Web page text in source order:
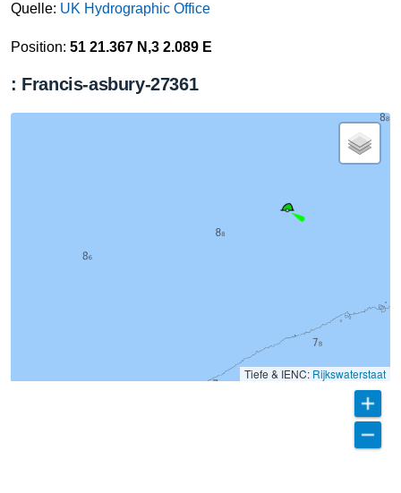
Quelle: UK Hydrographic Office
Position: 51 21.367 N,3 2.089 E
: Francis-asbury-27361
Tiefe & IENC: Rijkswaterstaat